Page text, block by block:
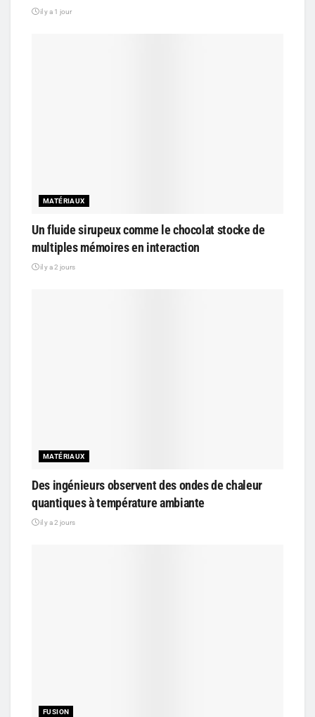
il y a 1 jour
MATÉRIAUX
Un fluide sirupeux comme le chocolat stocke de
multiples mémoires en interaction
il y a 2 jours
MATÉRIAUX
Des ingénieurs observent des ondes de chaleur
quantiques à température ambiante
il y a 2 jours
FUSION